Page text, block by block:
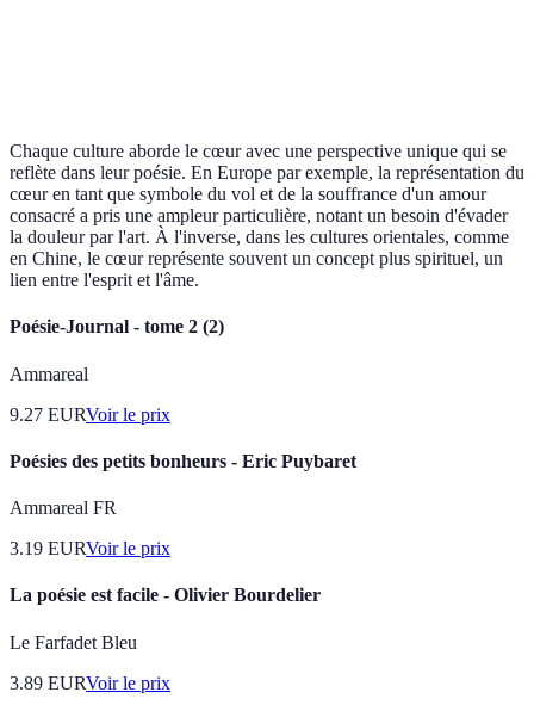
Chaque culture aborde le cœur avec une perspective unique qui se
reflète dans leur poésie. En Europe par exemple, la représentation du
cœur en tant que symbole du vol et de la souffrance d'un amour
consacré a pris une ampleur particulière, notant un besoin d'évader
la douleur par l'art. À l'inverse, dans les cultures orientales, comme
en Chine, le cœur représente souvent un concept plus spirituel, un
lien entre l'esprit et l'âme.
Poésie-Journal - tome 2 (2)
Ammareal
9.27 EURVoir le prix
Poésies des petits bonheurs - Eric Puybaret
Ammareal FR
3.19 EURVoir le prix
La poésie est facile - Olivier Bourdelier
Le Farfadet Bleu
3.89 EURVoir le prix